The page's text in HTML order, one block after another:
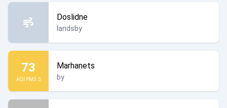
Doslidne
landsby
73
AQI PM2.5
Marhanets
by